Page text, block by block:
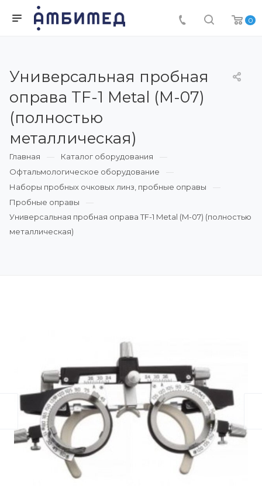
0
Универсальная пробная
оправа TF-1 Metal (M-07)
(полностью
металлическая)
Главная
Каталог оборудования
Офтальмологическое оборудование
Наборы пробных очковых линз, пробные оправы
Пробные оправы
Универсальная пробная оправа TF-1 Metal (M-07) (полностью
металлическая)